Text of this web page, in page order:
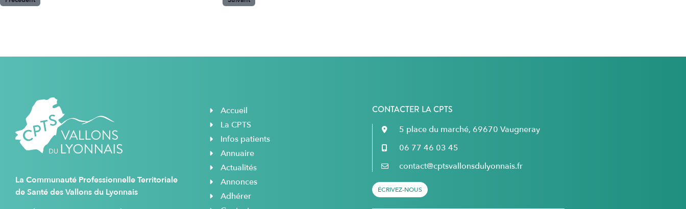
La Communauté Professionnelle Territoriale
de Santé des Vallons du Lyonnais
Accueil
La CPTS
Infos patients
Annuaire
Actualités
Annonces
Adhérer
CONTACTER LA CPTS
5 place du marché, 69670 Vaugneray
06 77 46 03 45
contact@cptsvallonsdulyonnais.fr
ÉCRIVEZ-NOUS